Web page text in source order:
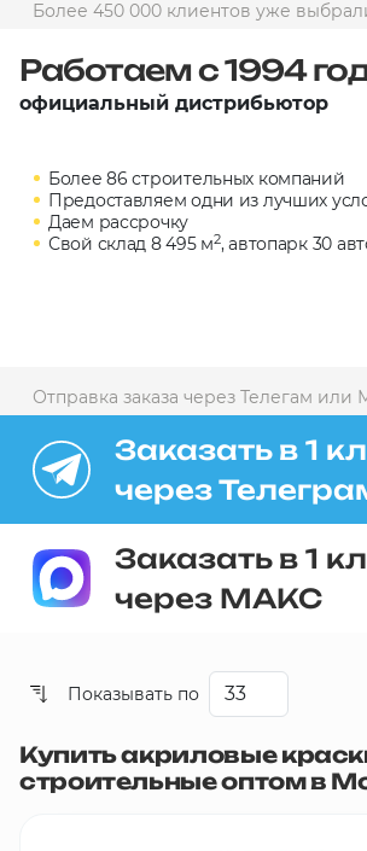
Минимальный заказ
+7(495) 988-86-47
Max
Телеграм
Более 450 000 клиентов уже
Работаем с 1994
официальный дистрибьютор
Более 86 строительных компаний
Предоставляем одни из лучших
Даем рассрочку
Свой склад 8 495 м2, автопарк 30
Отправка заказа через Телегам или
Заказать в 1
через
Заказать в 1
через МАКС
Со скидкой
Показывать по
Купить акриловые
строительные оптом в